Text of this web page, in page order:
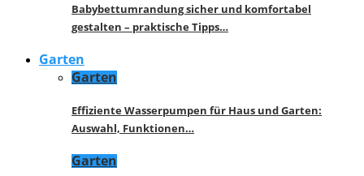
Babybettumrandung sicher und komfortabel
gestalten – praktische Tipps…
Garten
Garten
Effiziente Wasserpumpen für Haus und Garten:
Auswahl, Funktionen…
Garten